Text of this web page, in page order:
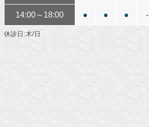
14:00～18:00 ● ● ● -
休診日:木/日